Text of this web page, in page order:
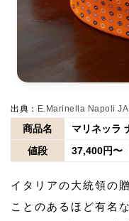
出典： E.Marinella Napoli
商品名
マリネッラ
値段
37,400円〜
イタリアの大統領の
ことのあるほど有名